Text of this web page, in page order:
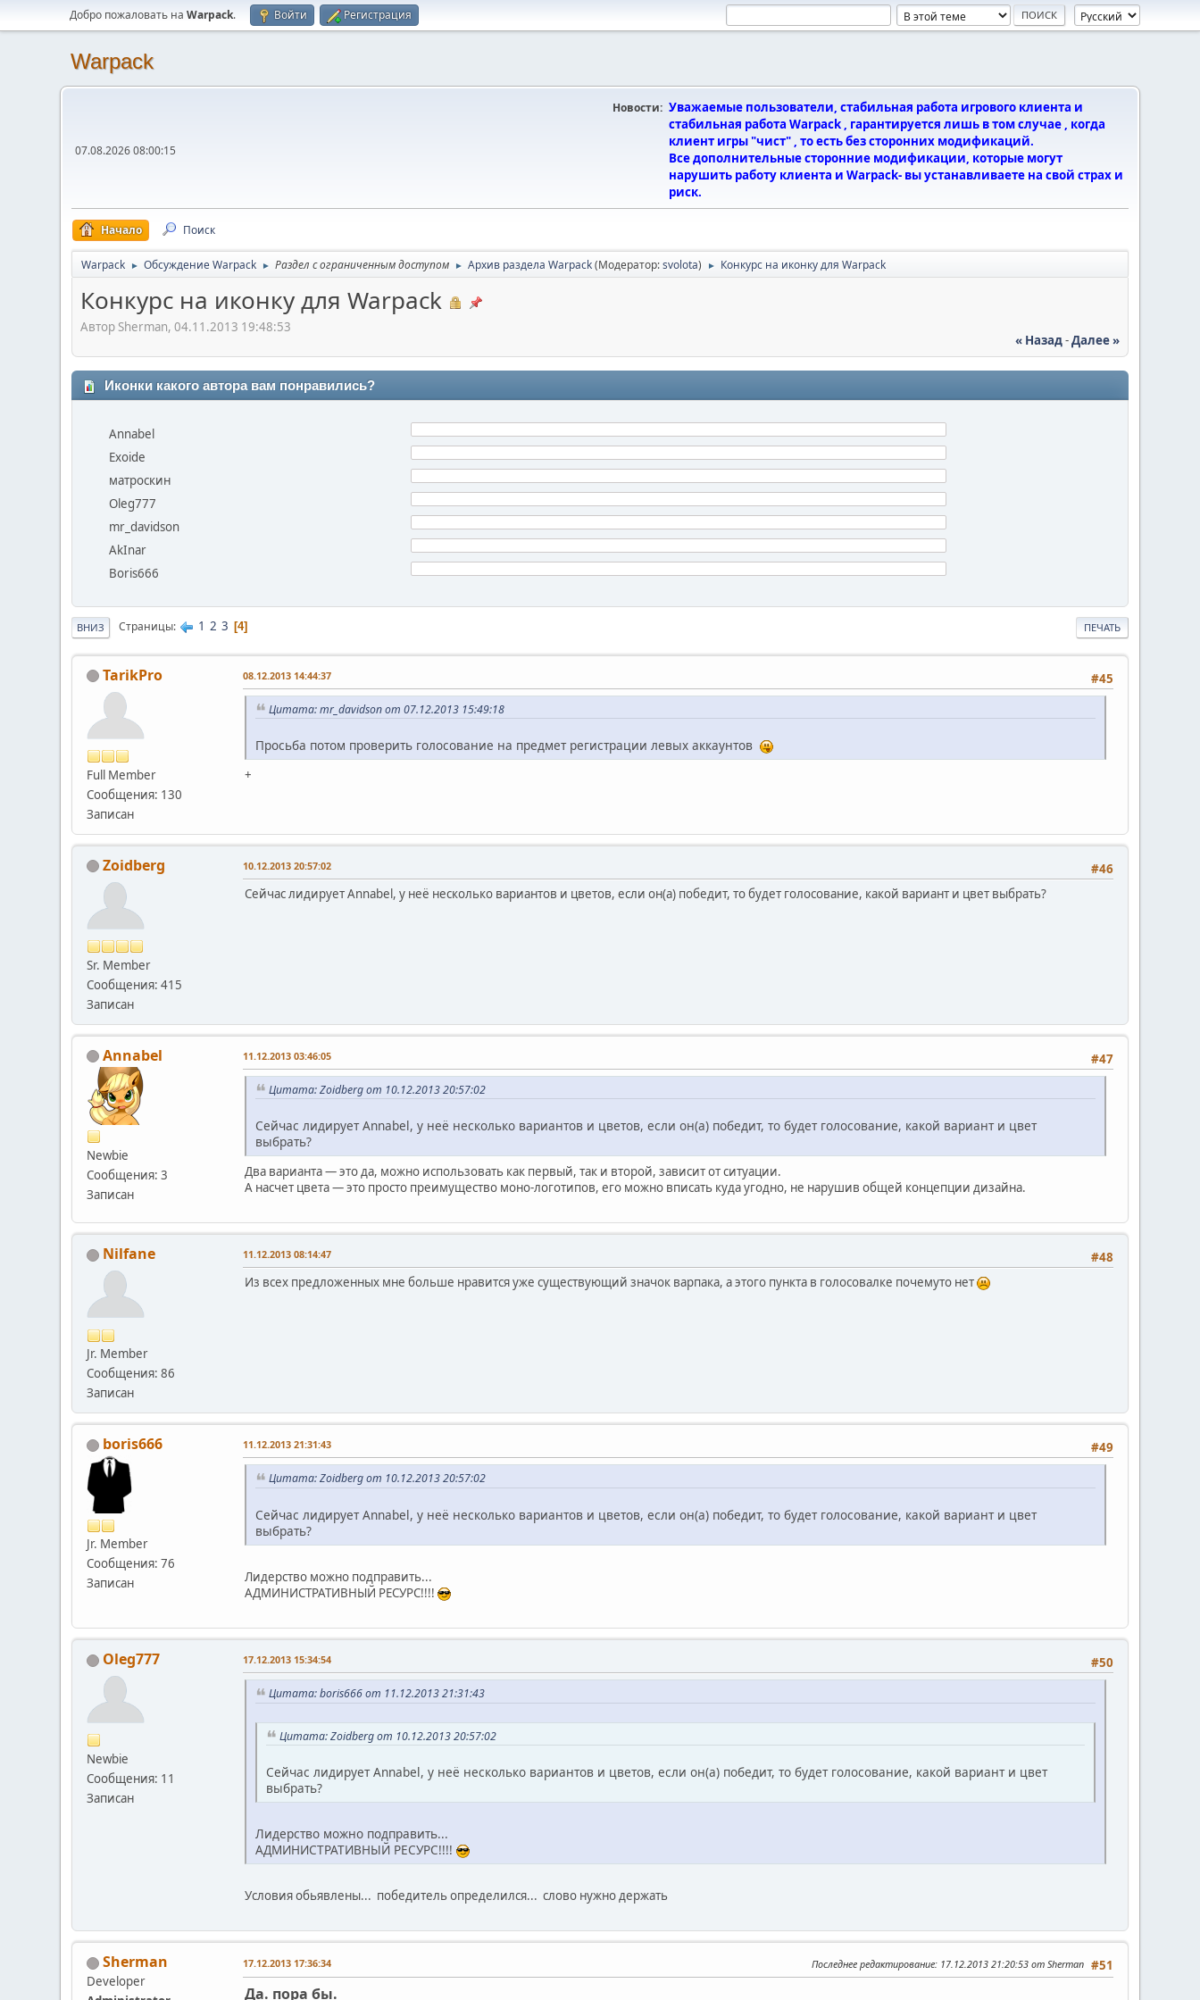
Добро пожаловать наWarpack. Войти Регистрация
Warpack
07.08.2026 08:00:15
Новости: Уважаемые пользователи, стабильная работа игрового клиента и
стабильная работа Warpack , гарантируется лишь в том случае , когда
клиент игры "чист" , то есть без сторонних модификаций.
Все дополнительные сторонние модификации, которые могут
нарушить работу клиента и Warpack- вы устанавливаете на свой страх и
риск.
Начало Поиск
Warpack ► Обсуждение Warpack ► Раздел с ограниченным доступом ► Архив раздела Warpack(Модератор:svolota) ► Конкурс на иконку для Warpack
Конкурс на иконку для Warpack
Автор Sherman, 04.11.2013 19:48:53
« Назад-Далее »
Иконки какого автора вам понравились?
Annabel
Exoide
матроскин
Oleg777
mr_davidson
AkInar
Boris666
ПЕЧАТЬ
ВНИЗ Страницы 1 2 3 4
TarikPro
Full Member
Сообщения: 130
Записан
#45
08.12.2013 14:44:37
Цитата: mr_davidson от 07.12.2013 15:49:18
Просьба потом проверить голосование на предмет регистрации левых аккаунтов
+
Zoidberg
Sr. Member
Сообщения: 415
Записан
#46
10.12.2013 20:57:02
Сейчас лидирует Annabel, у неё несколько вариантов и цветов, если он(а) победит, то будет голосование, какой вариант и цвет выбрать?
Annabel
Newbie
Сообщения: 3
Записан
#47
11.12.2013 03:46:05
Цитата: Zoidberg от 10.12.2013 20:57:02
Сейчас лидирует Annabel, у неё несколько вариантов и цветов, если он(а) победит, то будет голосование, какой вариант и цвет
выбрать?
Два варианта — это да, можно использовать как первый, так и второй, зависит от ситуации.
А насчет цвета — это просто преимущество моно-логотипов, его можно вписать куда угодно, не нарушив общей концепции дизайна.
Nilfane
Jr. Member
Сообщения: 86
Записан
#48
11.12.2013 08:14:47
Из всех предложенных мне больше нравится уже существующий значок варпака, а этого пункта в голосовалке почемуто нет
boris666
Jr. Member
Сообщения: 76
Записан
#49
11.12.2013 21:31:43
Цитата: Zoidberg от 10.12.2013 20:57:02
Сейчас лидирует Annabel, у неё несколько вариантов и цветов, если он(а) победит, то будет голосование, какой вариант и цвет
выбрать?
Лидерство можно подправить...
АДМИНИСТРАТИВНЫЙ РЕСУРС!!!!
Oleg777
Newbie
Сообщения: 11
Записан
#50
17.12.2013 15:34:54
Цитата: boris666 от 11.12.2013 21:31:43
Цитата: Zoidberg от 10.12.2013 20:57:02
Сейчас лидирует Annabel, у неё несколько вариантов и цветов, если он(а) победит, то будет голосование, какой вариант и цвет
выбрать?
Лидерство можно подправить...
АДМИНИСТРАТИВНЫЙ РЕСУРС!!!!
Условия обьявлены... победитель определился... слово нужно держать
Sherman
Developer
#51
17.12.2013 17:36:34 Последнее редактирование: 17.12.2013 21:20:53 от Sherman
Да. пора бы.